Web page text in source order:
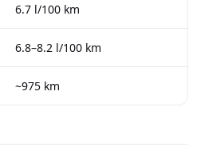
6.7 l/100 km
6.8–8.2 l/100 km
~975 km